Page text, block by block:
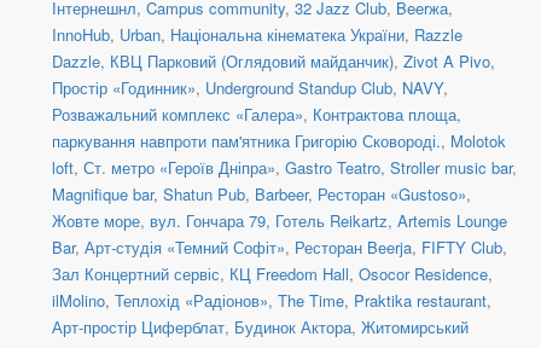
Інтернешнл, Campus community, 32 Jazz Club, Beerжа,
InnoHub, Urban, Національна кінематека України, Razzle
Dazzle, КВЦ Парковий (Оглядовий майданчик), Zivot A Pivo,
Простір «Годинник», Underground Standup Club, NAVY,
Розважальний комплекс «Галера», Контрактова площа,
паркування навпроти пам'ятника Григорію Сковороді., Molotok
loft, Ст. метро «Героїв Дніпра», Gastro Teatro, Stroller music bar,
Magnifique bar, Shatun Pub, Barbeer, Ресторан «Gustoso»,
Жовте море, вул. Гончара 79, Готель Reikartz, Artemis Lounge
Bar, Арт-студія «Темний Софіт», Ресторан Beerja, FIFTY Club,
Зал Концертний сервіс, КЦ Freedom Hall, Osocor Residence,
ilMolino, Теплохід «Радіонов», The Time, Praktika restaurant,
Арт-простір Циферблат, Будинок Актора, Житомирський